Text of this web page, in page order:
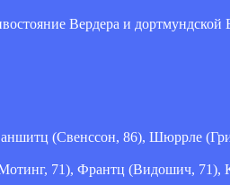
Вердера и дортмундской
(Свенссон, 86), Шюррле
71), Франтц (Видошич, 71),